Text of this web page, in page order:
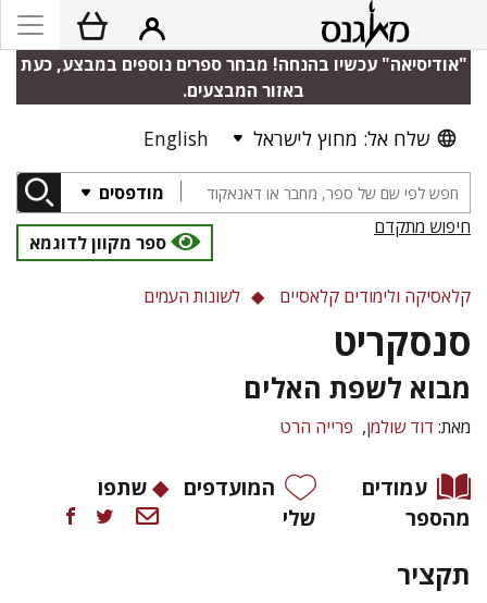
"אודיסיאה" עכשיו בהנחה! מבחר ספרים נוספים במבצע, כעת
באזור המבצעים.
שלח אל: מחוץ לישראל English
מודפסים
חיפוש מתקדם
ספר מקוון לדוגמא
קלאסיקה ולימודים קלאסיים לשונות העמים
סנסקריט
מבוא לשפת האלים
מאת: דוד שולמן פרייה הרט
עמודים
מהספר
המועדפים
שלי
שתפו
תקציר